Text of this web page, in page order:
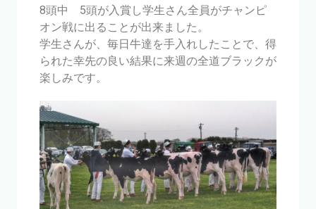
8頭中 5頭が入賞し学生さん全員がチャンピ
オン戦に出ることが出来ました。
学生さんが、毎日牛達を手入れしたことで、得
られた幸先の良い結果に来週の全道ブラックが
楽しみです。